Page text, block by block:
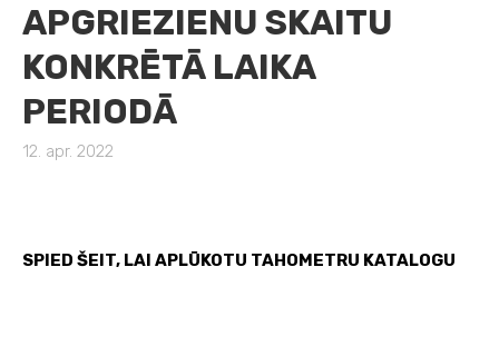
APGRIEZIENU SKAITU
KONKRĒTĀ LAIKA
PERIODĀ
12. apr. 2022
SPIED ŠEIT, LAI APLŪKOTU TAHOMETRU KATALOGU